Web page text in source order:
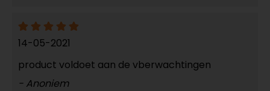
14-05-2021
product voldoet aan de vberwachtingen
- Anoniem